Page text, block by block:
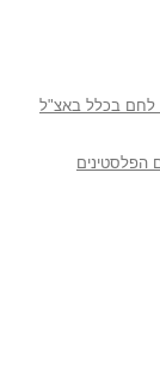
לחם בכלל באצ"ל
הפלסטינים